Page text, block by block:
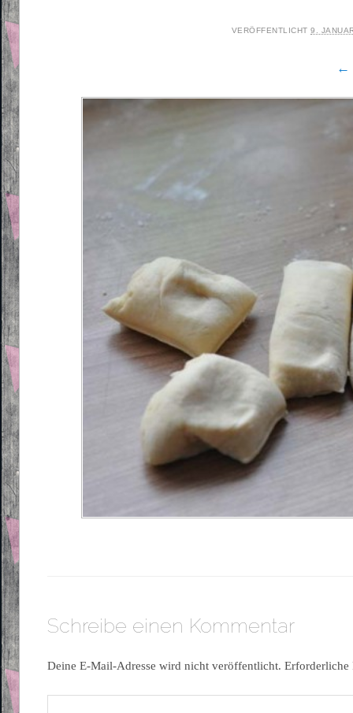
VERÖFFENTLICHT9.
←
Schreibe einen Kommentar
Deine E-Mail-Adresse wird nicht veröffentlicht.